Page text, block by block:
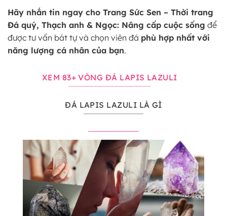
Hãy nhắn tin ngay cho Trang Sức Sen – Thời trang
Đá quý, Thạch anh & Ngọc: Nâng cấp cuộc sống để
được tư vấn bát tự và chọn viên đá phù hợp nhất với
năng lượng cá nhân của bạn.
XEM 83+ VÒNG ĐÁ LAPIS LAZULI
ĐÁ LAPIS LAZULI LÀ GÌ